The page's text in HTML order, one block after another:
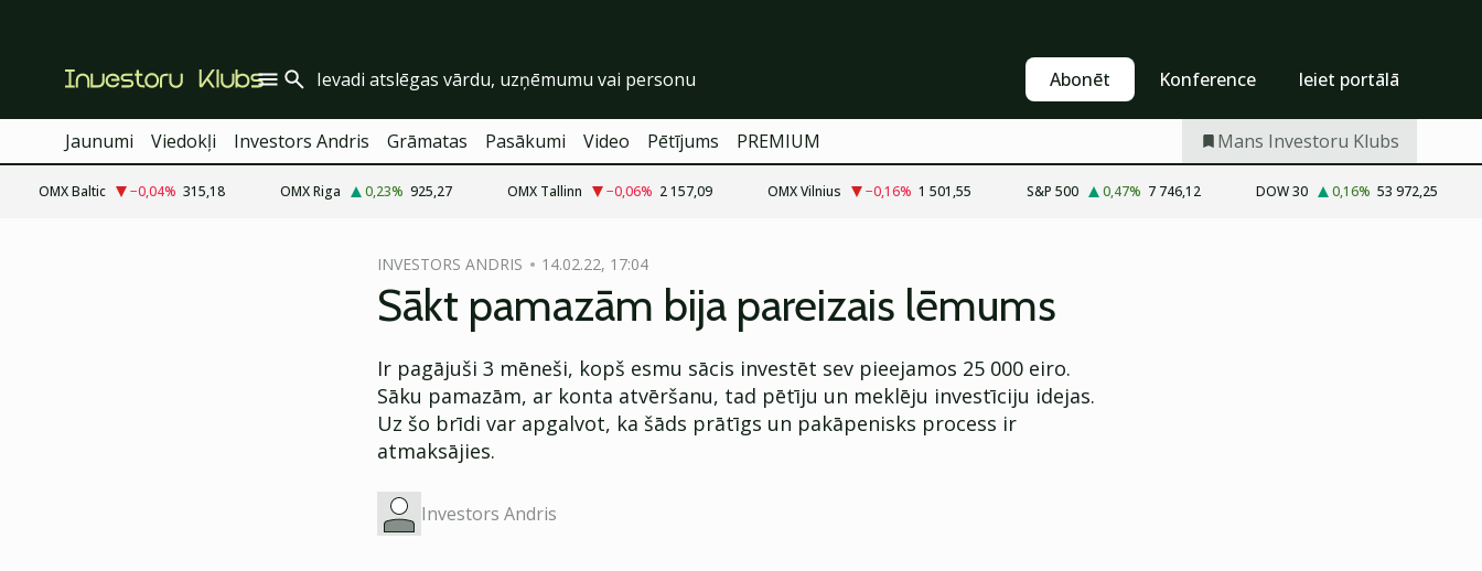
Abonēt Konference Ieiet portālā
Jaunumi Viedokļi Investors Andris Grāmatas Pasākumi Video Pētījums PREMIUM Mans Investoru Klubs
OMX Baltic −0,04% 315,18 OMX Riga 0,23% 925,27 OMX Tallinn −0,06% 2 157,09 OMX Vilnius −0,16% 1 501,55 S&P 500 0,47% 7 746,12 DOW 30 0,16% 53 972,25
INVESTORS ANDRIS 14.02.22, 17:04
Sākt pamazām bija pareizais lēmums
Ir pagājuši 3 mēneši, kopš esmu sācis investēt sev pieejamos 25 000 eiro.
Sāku pamazām, ar konta atvēršanu, tad pētīju un meklēju investīciju idejas.
Uz šo brīdi var apgalvot, ka šāds prātīgs un pakāpenisks process ir
atmaksājies.
Investors Andris